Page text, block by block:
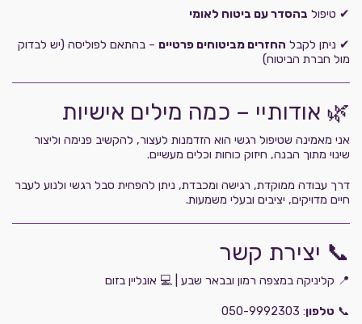
✔ טיפול בהסדר עם ביטוח לאומי
✔ ניתן לקבל החזרים מביטוחים פרטיים – בהתאם לפוליסה (יש לבדוק
מול חברת הביטוח)
🌿 אודותיי – כמה מילים אישיות
אני מאמינה שטיפול רגשי הוא הזדמנות לעצור, להקשיב פנימה וליצור
שינוי מתוך הבנה, חיזוק כוחות וכלים מעשיים.
דרך עבודה ממוקדת, רגישה ומכבדת, ניתן להפחית סבל רגשי ולנוע לעבר
חיים מדויקים, יציבים ובעלי משמעות.
📞 יצירת קשר
📍 קליניקה במצפה רמון ובבאר שבע | 💻 אונליין בזום
📞 טלפון: 050-9992303